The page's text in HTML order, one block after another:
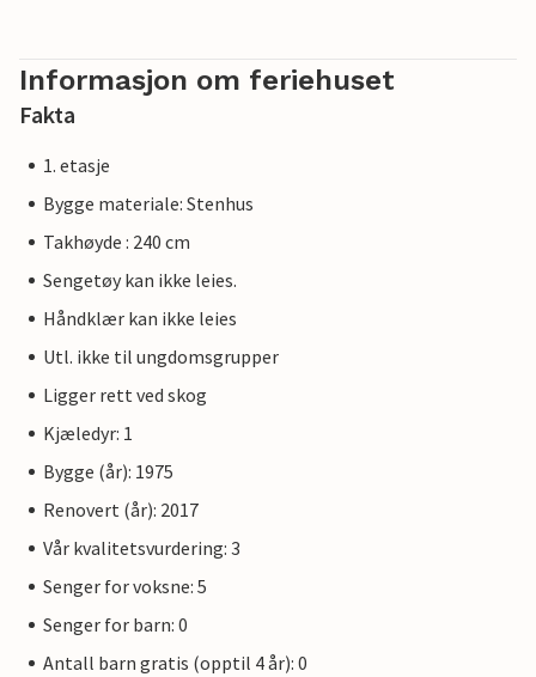
Informasjon om feriehuset
Fakta
1. etasje
Bygge materiale: Stenhus
Takhøyde : 240 cm
Sengetøy kan ikke leies.
Håndklær kan ikke leies
Utl. ikke til ungdomsgrupper
Ligger rett ved skog
Kjæledyr: 1
Bygge (år): 1975
Renovert (år): 2017
Vår kvalitetsvurdering: 3
Senger for voksne: 5
Senger for barn: 0
Antall barn gratis (opptil 4 år): 0